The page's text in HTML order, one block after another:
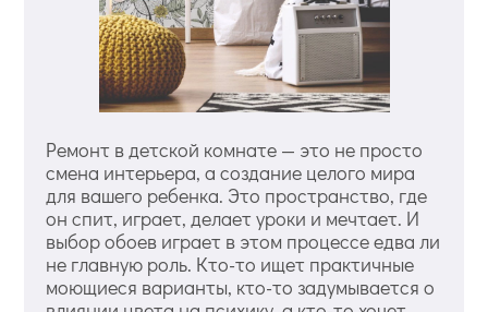
Ремонт в детской комнате — это не просто
смена интерьера, а создание целого мира
для вашего ребенка. Это пространство, где
он спит, играет, делает уроки и мечтает. И
выбор обоев играет в этом процессе едва ли
не главную роль. Кто-то ищет практичные
моющиеся варианты, кто-то задумывается о